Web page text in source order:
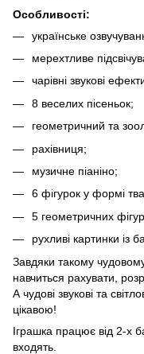
Особливості:
українське
мерехтливе
чарівні звукові
8 веселих пісеньок;
геометричний та
рахівниця;
музичне піаніно;
6 фігурок у формі
5 геометричних
рухливі картинки із
Завдяки такому
навчиться рахувати,
А чудові звукові та
цікавою!
Іграшка працює від 2-х
входять.